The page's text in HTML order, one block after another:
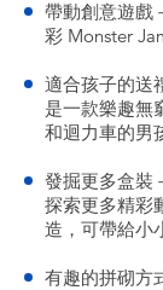
帶動創意遊戲
彩 Monster
適合孩子的送
是一款樂趣無
和迴力車的男
發掘更多盒裝
探索更多精彩
造，可帶給小
有趣的拼砌方